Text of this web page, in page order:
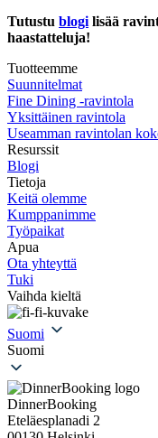
Tutustu blogilisää
haastatteluja!
Tuotteemme
Suunnitelmat
Fine Dining -ravintola
Yksittäinen ravintola
Useamman ravintolan
Resurssit
Blogi
Tietoja
Keitä olemme
Kumppanimme
Työpaikat
Apua
Ota yhteyttä
Tuki
Vaihda kieltä
Suomi
Suomi
DinnerBooking
Eteläesplanadi 2